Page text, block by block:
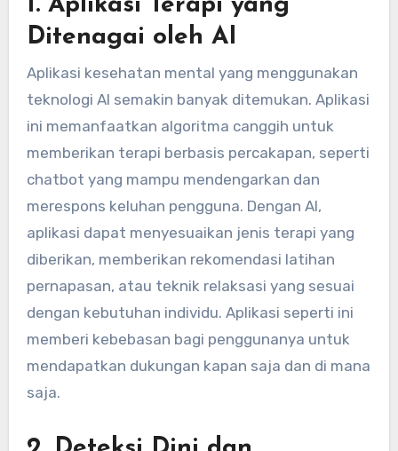
1. Aplikasi Terapi yang
Ditenagai oleh AI
Aplikasi kesehatan mental yang menggunakan
teknologi AI semakin banyak ditemukan. Aplikasi
ini memanfaatkan algoritma canggih untuk
memberikan terapi berbasis percakapan, seperti
chatbot yang mampu mendengarkan dan
merespons keluhan pengguna. Dengan AI,
aplikasi dapat menyesuaikan jenis terapi yang
diberikan, memberikan rekomendasi latihan
pernapasan, atau teknik relaksasi yang sesuai
dengan kebutuhan individu. Aplikasi seperti ini
memberi kebebasan bagi penggunanya untuk
mendapatkan dukungan kapan saja dan di mana
saja.